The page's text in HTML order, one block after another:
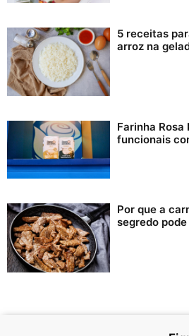
5 receitas
arroz na
Farinha
funcionais
Por que a
segredo